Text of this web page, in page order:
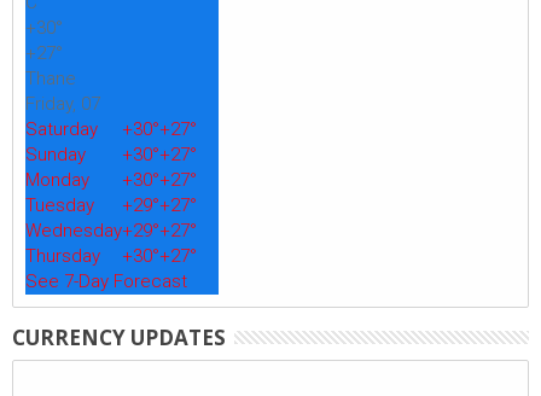
+30°
+27°
Thane
Friday, 07
Saturday
+30°+27°
Sunday
+30°+27°
Monday
+30°+27°
Tuesday
+29°+27°
Wednesday+29°+27°
Thursday
+30°+27°
See 7-Day Forecast
CURRENCY UPDATES